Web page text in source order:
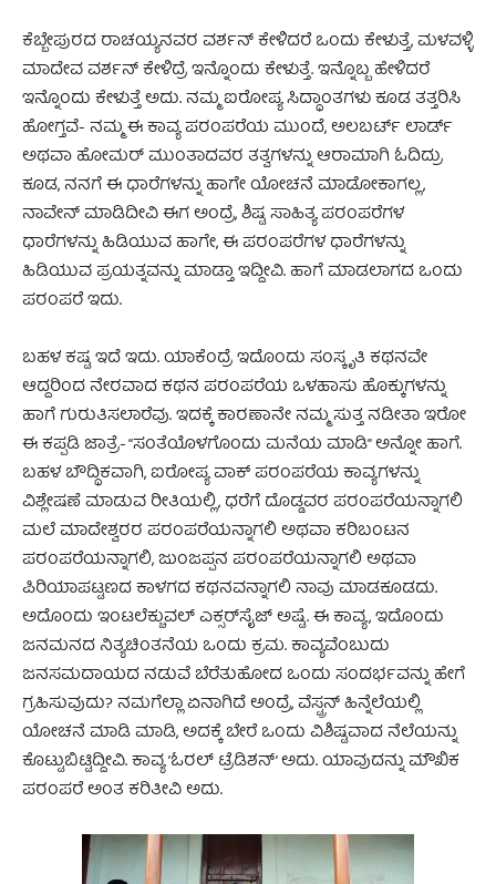
ಕೆಬ್ಬೇಪುರದ ರಾಚಯ್ಯನವರ ವರ್ಶನ್ ಕೇಳಿದರೆ ಒಂದು ಕೇಳುತ್ತೆ, ಮಳವಳ್ಳಿ
ಮಾದೇವ ವರ್ಶನ್ ಕೇಳಿದ್ರೆ ಇನ್ನೊಂದು ಕೇಳುತ್ತೆ. ಇನ್ನೊಬ್ಬ ಹೇಳಿದರೆ
ಇನ್ನೊಂದು ಕೇಳುತ್ತೆ ಅದು. ನಮ್ಮ ಐರೋಪ್ಯ ಸಿದ್ಧಾಂತಗಳು ಕೂಡ ತತ್ತರಿಸಿ
ಹೋಗ್ತವೆ- ನಮ್ಮ ಈ ಕಾವ್ಯ ಪರಂಪರೆಯ ಮುಂದೆ, ಅಲಬರ್ಟ್ ಲಾರ್ಡ್
ಅಥವಾ ಹೋಮರ್ ಮುಂತಾದವರ ತತ್ವಗಳನ್ನು ಆರಾಮಾಗಿ ಓದಿದ್ರು
ಕೂಡ, ನನಗೆ ಈ ಧಾರೆಗಳನ್ನು ಹಾಗೇ ಯೋಚನೆ ಮಾಡೋಕಾಗಲ್ಲ,
ನಾವೇನ್ ಮಾಡಿದೀವಿ ಈಗ ಅಂದ್ರೆ, ಶಿಷ್ಟ ಸಾಹಿತ್ಯ ಪರಂಪರೆಗಳ
ಧಾರೆಗಳನ್ನು ಹಿಡಿಯುವ ಹಾಗೇ, ಈ ಪರಂಪರೆಗಳ ಧಾರೆಗಳನ್ನು
ಹಿಡಿಯುವ ಪ್ರಯತ್ನವನ್ನು ಮಾಡ್ತಾ ಇದ್ದೀವಿ. ಹಾಗೆ ಮಾಡಲಾಗದ ಒಂದು
ಪರಂಪರೆ ಇದು.
ಬಹಳ ಕಷ್ಟ ಇದೆ ಇದು. ಯಾಕೆಂದ್ರೆ ಇದೊಂದು ಸಂಸ್ಕೃತಿ ಕಥನವೇ
ಆದ್ದರಿಂದ ನೇರವಾದ ಕಥನ ಪರಂಪರೆಯ ಒಳಹಾಸು ಹೊಕ್ಕುಗಳನ್ನು
ಹಾಗೆ ಗುರುತಿಸಲಾರೆವು. ಇದಕ್ಕೆ ಕಾರಣಾನೇ ನಮ್ಮ ಸುತ್ತ ನಡೀತಾ ಇರೋ
ಈ ಕಪ್ಪಡಿ ಜಾತ್ರೆ- “ಸಂತೆಯೊಳಗೊಂದು ಮನೆಯ ಮಾಡಿ” ಅನ್ನೋ ಹಾಗೆ.
ಬಹಳ ಬೌದ್ಧಿಕವಾಗಿ, ಐರೋಪ್ಯ ವಾಕ್ ಪರಂಪರೆಯ ಕಾವ್ಯಗಳನ್ನು
ವಿಶ್ಲೇಷಣೆ ಮಾಡುವ ರೀತಿಯಲ್ಲಿ, ಧರೆಗೆ ದೊಡ್ಡವರ ಪರಂಪರೆಯನ್ನಾಗಲಿ
ಮಲೆ ಮಾದೇಶ್ವರರ ಪರಂಪರೆಯನ್ನಾಗಲಿ ಅಥವಾ ಕರಿಬಂಟನ
ಪರಂಪರೆಯನ್ನಾಗಲಿ, ಜುಂಜಪ್ಪನ ಪರಂಪರೆಯನ್ನಾಗಲಿ ಅಥವಾ
ಪಿರಿಯಾಪಟ್ಟಣದ ಕಾಳಗದ ಕಥನವನ್ನಾಗಲಿ ನಾವು ಮಾಡಕೂಡದು.
ಅದೊಂದು ಇಂಟಲೆಕ್ಚುವಲ್ ಎಕ್ಸರ್‌ಸೈಜ್ ಅಷ್ಟೆ. ಈ ಕಾವ್ಯ, ಇದೊಂದು
ಜನಮನದ ನಿತ್ಯಚಿಂತನೆಯ ಒಂದು ಕ್ರಮ. ಕಾವ್ಯವೆಂಬುದು
ಜನಸಮದಾಯದ ನಡುವೆ ಬೆರೆತುಹೋದ ಒಂದು ಸಂದರ್ಭವನ್ನು ಹೇಗೆ
ಗ್ರಹಿಸುವುದು? ನಮಗೆಲ್ಲಾ ಏನಾಗಿದೆ ಅಂದ್ರೆ, ವೆಸ್ಟ್ರನ್ ಹಿನ್ನೆಲೆಯಲ್ಲಿ
ಯೋಚನೆ ಮಾಡಿ ಮಾಡಿ, ಅದಕ್ಕೆ ಬೇರೆ ಒಂದು ವಿಶಿಷ್ಟವಾದ ನೆಲೆಯನ್ನು
ಕೊಟ್ಟುಬಿಟ್ಟಿದ್ದೀವಿ. ಕಾವ್ಯ ’ಓರಲ್ ಟ್ರೆಡಿಶನ್’ ಅದು. ಯಾವುದನ್ನು ಮೌಖಿಕ
ಪರಂಪರೆ ಅಂತ ಕರಿತೀವಿ ಅದು.